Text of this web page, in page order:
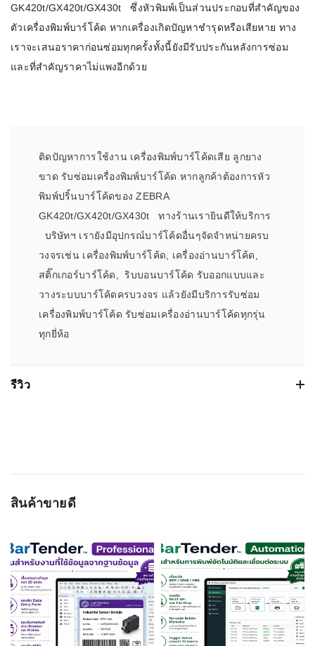
GK420t/GX420t/GX430t ซึ่งหัวพิมพ์เป็นส่วนประกอบที่สำคัญของ
ตัวเครื่องพิมพ์บาร์โค้ด หากเครื่องเกิดปัญหาชำรุดหรือเสียหาย ทาง
เราจะเสนอราคาก่อนซ่อมทุกครั้งทั้งนี้ยังมีรับประกันหลังการซ่อม
และที่สำคัญราคาไม่แพงอีกด้วย
ติดปัญหาการใช้งาน เครื่องพิมพ์บาร์โค้ดเสีย ลูกยาง
ขาด รับซ่อมเครื่องพิมพ์บาร์โค้ด หากลูกค้าต้องการหัว
พิมพ์ปริ้นบาร์โค้ดของ ZEBRA
GK420t/GX420t/GX430t ทางร้านเรายินดีให้บริการ
บริษัทฯ เรายังมีอุปกรณ์บาร์โค้ดอื่นๆจัดจำหน่ายครบ
วงจรเช่น เครื่องพิมพ์บาร์โค้ด, เครื่องอ่านบาร์โค้ด,
สติ๊กเกอร์บาร์โค้ด, ริบบอนบาร์โค้ด รับออกแบบและ
วางระบบบาร์โค้ดครบวงจร แล้วยังมีบริการรับซ่อม
เครื่องพิมพ์บาร์โค้ด รับซ่อมเครื่องอ่านบาร์โค้ดทุกรุ่น
ทุกยี่ห้อ
รีวิว
WRITE A REVIEW
อีเมลล์
สินค้าขายดี